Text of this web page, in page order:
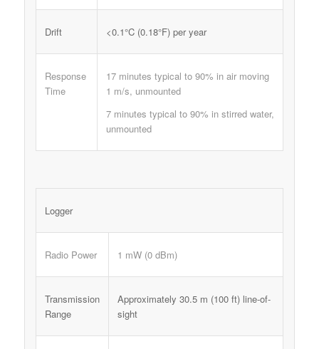
Drift <0.1°C (0.18°F) per year
Response
Time
17 minutes typical to 90% in air moving
1 m/s, unmounted
7 minutes typical to 90% in stirred water,
unmounted
Logger
Radio Power 1 mW (0 dBm)
Transmission
Range
Approximately 30.5 m (100 ft) line-of-
sight